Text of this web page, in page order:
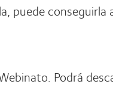
puede conseguirla
Podrá